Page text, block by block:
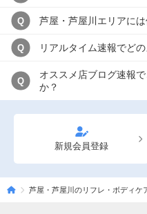
日本人スタッフのみ
スタッフ指名可
駅から徒歩5分以内
Q 芦屋・芦屋川エリアに
Q リアルタイム速報でど
Q
オススメ店ブログ速報
か？
新規会員登録
芦屋・芦屋川のリフレ・ボディケ